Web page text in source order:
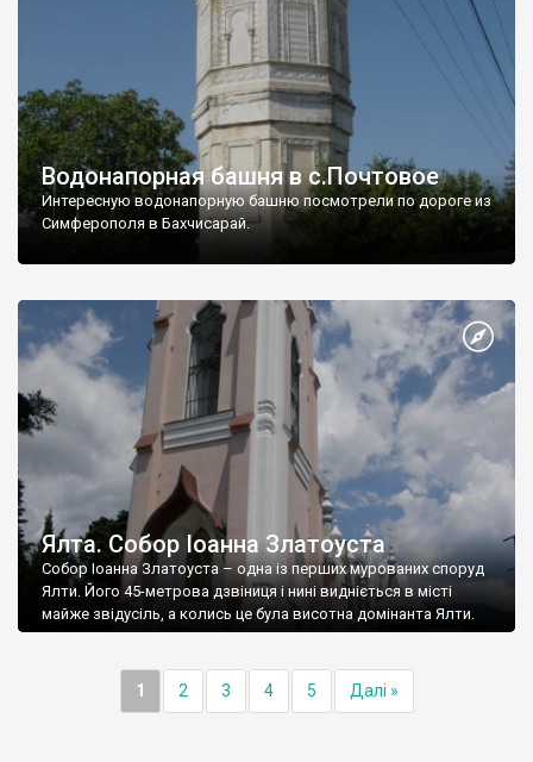
Водонапорная башня в с.Почтовое
Интересную водонапорную башню посмотрели по дороге из
Симферополя в Бахчисарай.
Ялта. Собор Іоанна Златоуста
Собор Іоанна Златоуста – одна із перших мурованих споруд
Ялти. Його 45-метрова дзвіниця і нині видніється в місті
майже звідусіль, а колись це була висотна домінанта Ялти.
1 2 3 4 5 Далі »